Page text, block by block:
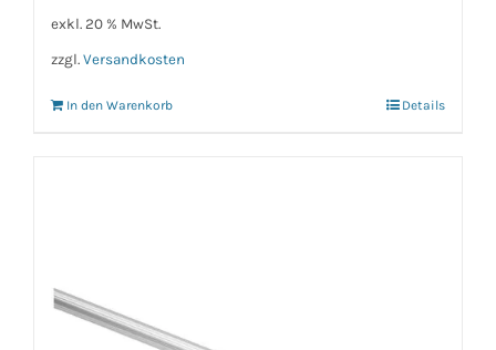
exkl. 20 % MwSt.
zzgl. Versandkosten
In den Warenkorb Details